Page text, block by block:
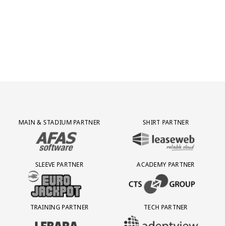
Partner Logos Grid
MAIN & STADIUM PARTNER
BEZOEK ONZE MAIN & STADIUM PARTNER AFAS SOFTWARE
SHIRT PARTNER
BEZOEK ONZE SHIRT PARTNER
SLEEVE PARTNER
BEZOEK ONZE SLEEVE PARTNER EUROJACKPOT
ACADEMY PARTNER
BEZOEK ONZE ACADEMY
TRAINING PARTNER
BEZOEK ONZE TRAINING PARTNER LEBARA
TECH PARTNER
BEZOEK ONZE TECH PARTNER